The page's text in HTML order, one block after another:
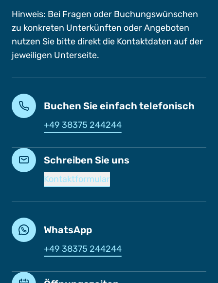
Hinweis: Bei Fragen oder Buchungswünschen
zu konkreten Unterkünften oder Angeboten
nutzen Sie bitte direkt die Kontaktdaten auf der
jeweiligen Unterseite.
Buchen Sie einfach telefonisch
+49 38375 244244
Schreiben Sie uns
Kontaktformular
WhatsApp
+49 38375 244244